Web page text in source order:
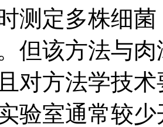
测定多株细
但该方法与
对方法学技
验室通常较